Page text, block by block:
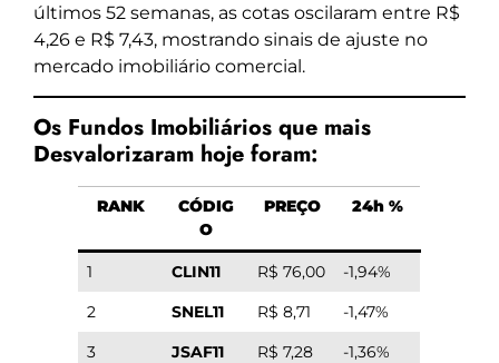
últimos 52 semanas, as cotas oscilaram entre R$
4,26 e R$ 7,43, mostrando sinais de ajuste no
mercado imobiliário comercial.
Os Fundos Imobiliários que mais
Desvalorizaram hoje foram:
RANK
CÓDIG
O
PREÇO 24h %
1 CLIN11 R$ 76,00
-1,94%
2
SNEL11 R$ 8,71
-1,47%
3
JSAF11 R$ 7,28
-1,36%